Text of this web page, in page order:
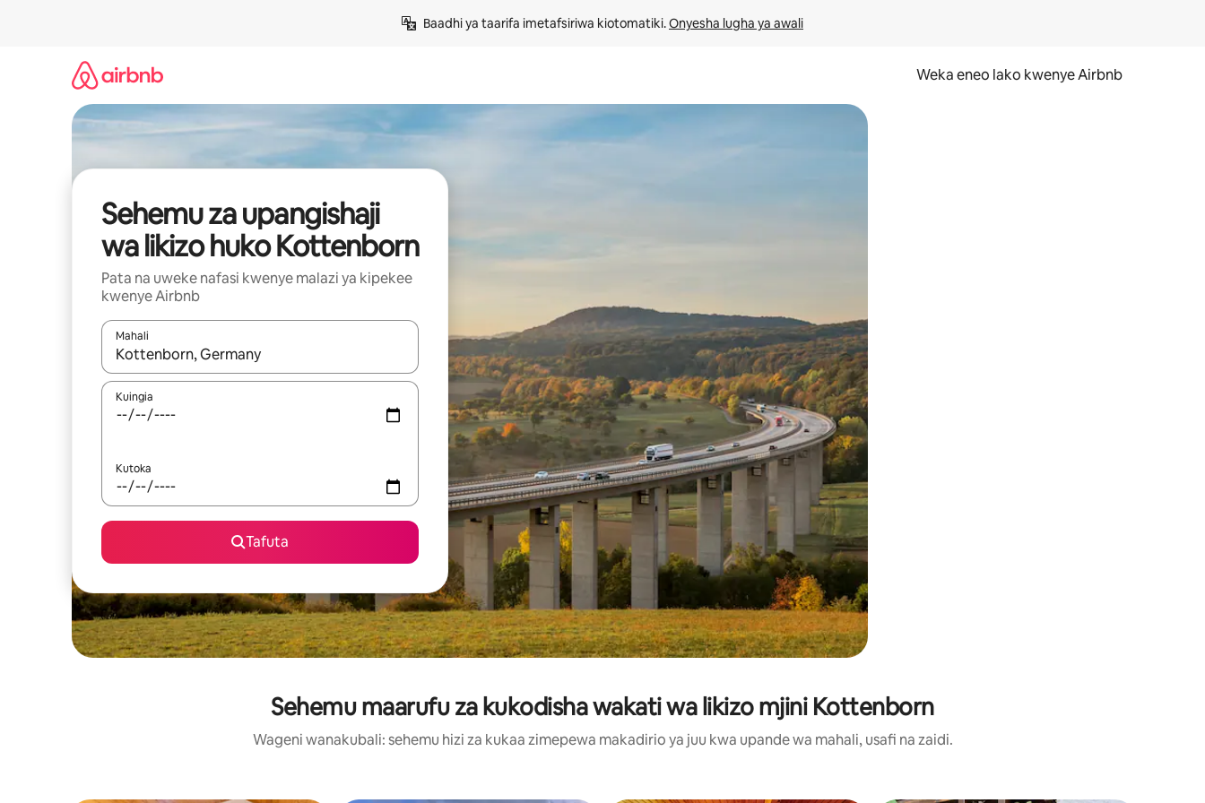
Baadhi ya taarifa imetafsiriwa kiotomatiki. Onyesha lugha ya awali
Weka eneo lako kwenye Airbnb
Sehemu za upangishaji
wa likizo huko Kottenborn
Pata na uweke nafasi kwenye malazi ya kipekee
kwenye Airbnb
Mahali
Wakati matokeo yanapatikana, vinjari kwa kutumia vitufe vya vishale vya juu na chini au uchunguze kwa kugusa au kutelezesha kidole kwenye ishara.
Kuingia
Kutoka
Tafuta
Sehemu maarufu za kukodisha wakati wa likizo mjini Kottenborn
Wageni wanakubali: sehemu hizi za kukaa zimepewa makadirio ya juu kwa upande wa mahali, usafi na zaidi.